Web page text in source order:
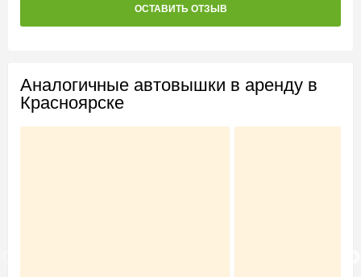
ОСТАВИТЬ ОТЗЫВ
Аналогичные автовышки в аренду в
Красноярске